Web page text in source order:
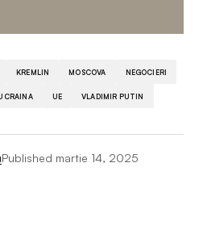
KREMLIN MOSCOVA NEGOCIERI
UE VLADIMIR PUTIN
Published martie 14, 2025